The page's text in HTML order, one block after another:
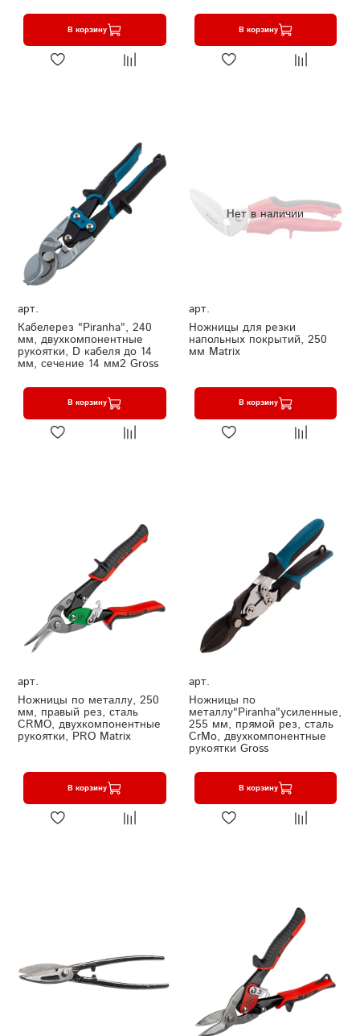
В корзину В корзину
арт.
Кабелерез "Piranha", 240
мм, двухкомпонентные
рукоятки, D кабеля до 14
мм, сечение 14 мм2 Gross
В корзину
Нет в наличии
арт.
Ножницы для резки
напольных покрытий, 250
мм Matrix
В корзину
арт.
Ножницы по металлу, 250
мм, правый рез, сталь
CRMO, двухкомпонентные
рукоятки, PRO Matrix
В корзину
арт.
Ножницы по
металлу"Piranha"усиленные,
255 мм, прямой рез, сталь
СrMo, двухкомпонентные
рукоятки Gross
В корзину